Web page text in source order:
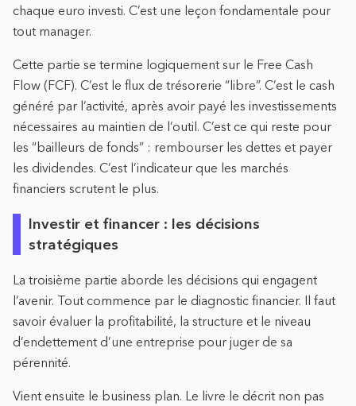
chaque euro investi. C’est une leçon fondamentale pour
tout manager.
Cette partie se termine logiquement sur le Free Cash
Flow (FCF). C’est le flux de trésorerie “libre”. C’est le cash
généré par l’activité, après avoir payé les investissements
nécessaires au maintien de l’outil. C’est ce qui reste pour
les “bailleurs de fonds” : rembourser les dettes et payer
les dividendes. C’est l’indicateur que les marchés
financiers scrutent le plus.
Investir et financer : les décisions
stratégiques
La troisième partie aborde les décisions qui engagent
l’avenir. Tout commence par le diagnostic financier. Il faut
savoir évaluer la profitabilité, la structure et le niveau
d’endettement d’une entreprise pour juger de sa
pérennité.
Vient ensuite le business plan. Le livre le décrit non pas